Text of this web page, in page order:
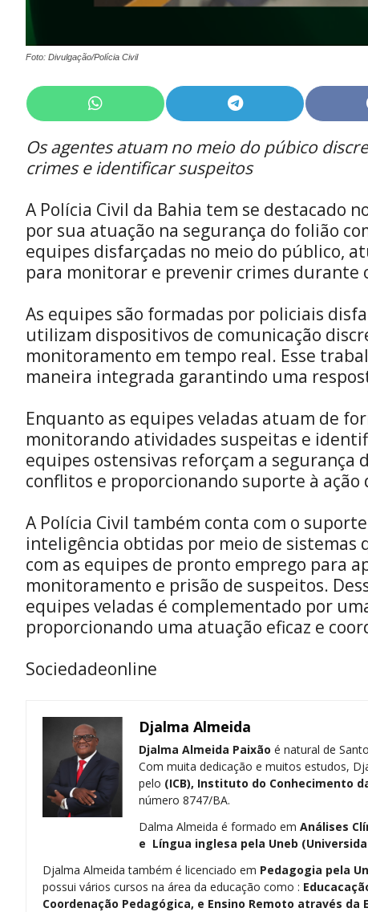
Foto: Divulgação/Polícia Civil
Share
on
WhatsApp
Share
on
Telegram
Os agentes atuam no meio do púbico
crimes e identificar suspeitos
A Polícia Civil da Bahia tem se destacado
por sua atuação na segurança do folião
equipes disfarçadas no meio do público,
para monitorar e prevenir crimes durante
As equipes são formadas por policiais
utilizam dispositivos de comunicação
monitoramento em tempo real. Esse
maneira integrada garantindo uma
Enquanto as equipes veladas atuam de
monitorando atividades suspeitas e
equipes ostensivas reforçam a segurança
conflitos e proporcionando suporte à ação
A Polícia Civil também conta com o
inteligência obtidas por meio de sistemas
com as equipes de pronto emprego para
monitoramento e prisão de suspeitos.
equipes veladas é complementado por
proporcionando uma atuação eficaz e
Sociedadeonline
Djalma Almeida
Djalma Almeida Paixão é natural de
Com muita dedicação e muitos estudos,
pelo (ICB), Instituto do Conhecimento
número 8747/BA.
Dalma Almeida é formado em Análises
e Língua inglesa pela Uneb
Djalma Almeida também é licenciado em Pedagogia pela
possui vários cursos na área da educação como :
Coordenação Pedagógica, e Ensino Remoto através da